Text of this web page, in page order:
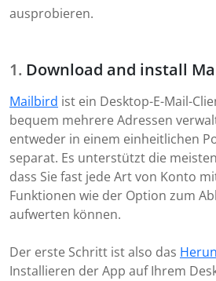
ausprobieren.
Download and install
Mailbird ist ein Desktop-E-Mail-
bequem mehrere Adressen
entweder in einem einheitlichen
separat. Es unterstützt die
dass Sie fast jede Art von Konto
Funktionen wie der Option zum
aufwerten können.
Der erste Schritt ist also das
Installieren der App auf Ihrem